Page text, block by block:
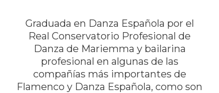
Graduada en Danza Española por el
Real Conservatorio Profesional de
Danza de Mariemma y bailarina
profesional en algunas de las
compañías más importantes de
Flamenco y Danza Española, como son